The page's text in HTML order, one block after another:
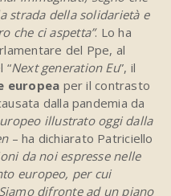
strada della solidarietà e
che ci aspetta”. Lo ha
del Ppe, al
“Next generation Eu”, il
europea per il contrasto
dalla pandemia da
illustrato oggi dalla
– ha dichiarato Patriciello
da noi espresse nelle
europeo, per cui
difronte ad un piano